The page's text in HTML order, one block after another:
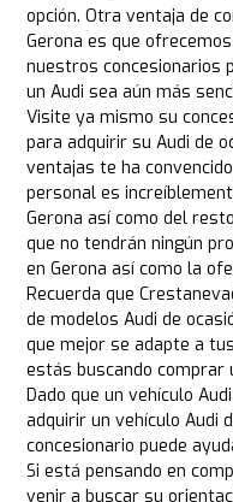
opción. Otra ventaja de
Gerona es que
nuestros concesionarios
un Audi sea aún más
Visite ya mismo su
para adquirir su Audi de
ventajas te ha
personal es
Gerona así como del
que no tendrán ningún
en Gerona así como la
Recuerda que
de modelos Audi de
que mejor se adapte a
estás buscando comprar
Dado que un vehículo
adquirir un vehículo Audi
concesionario puede
Si está pensando en
venir a buscar su